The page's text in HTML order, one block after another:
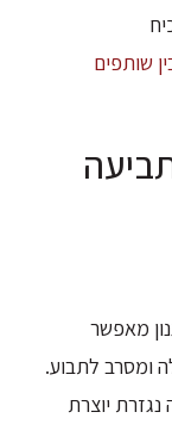
שותפים
מאפשר
ומסרב לתבוע.
יוצרת